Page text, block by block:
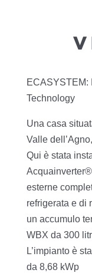
ECASYSTEM:
Technology
Una casa
Valle
Qui è stata
esterne
refrigerata e di
un accumulo
WBX da 300
L’impianto è
da 8,68 kWp